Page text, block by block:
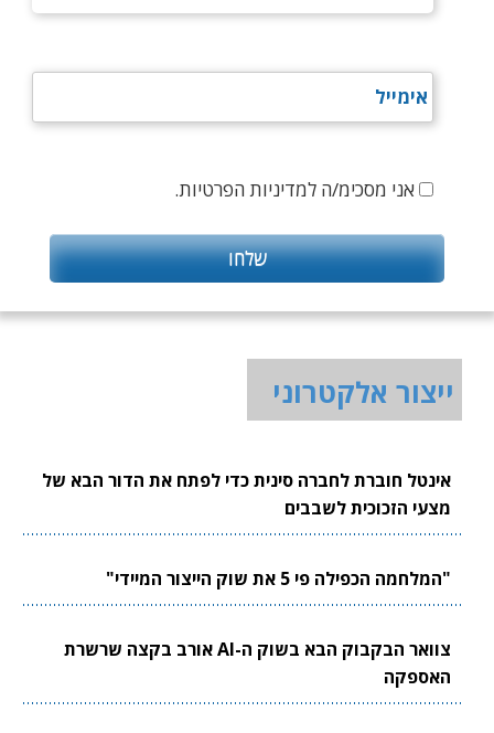
אני מסכימ/ה למדיניות הפרטיות.
ייצור אלקטרוני
אינטל חוברת לחברה סינית כדי לפתח את הדור הבא של
מצעי הזכוכית לשבבים
"המלחמה הכפילה פי 5 את שוק הייצור המיידי"
צוואר הבקבוק הבא בשוק ה-AI אורב בקצה שרשרת
האספקה